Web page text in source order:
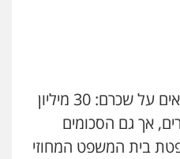
כעת, התובע ופרקליטו באים על שכרם: 30 מיליון
אך גם הסכומים
בית המשפט המחוזי